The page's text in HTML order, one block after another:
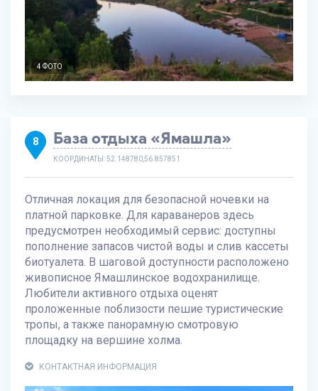
4 ФОТО
8 База отдыха «Ямашла»
КООРДИНАТЫ: 52.148780,56.857851
Отличная локация для безопасной ночевки на
платной парковке. Для караванеров здесь
предусмотрен необходимый сервис: доступны
пополнение запасов чистой воды и слив кассеты
биотуалета. В шаговой доступности расположено
живописное Ямашлинское водохранилище.
Любители активного отдыха оценят
проложенные поблизости пешие туристические
тропы, а также панорамную смотровую
площадку на вершине холма.
КОНТАКТНАЯ ИНФОРМАЦИЯ